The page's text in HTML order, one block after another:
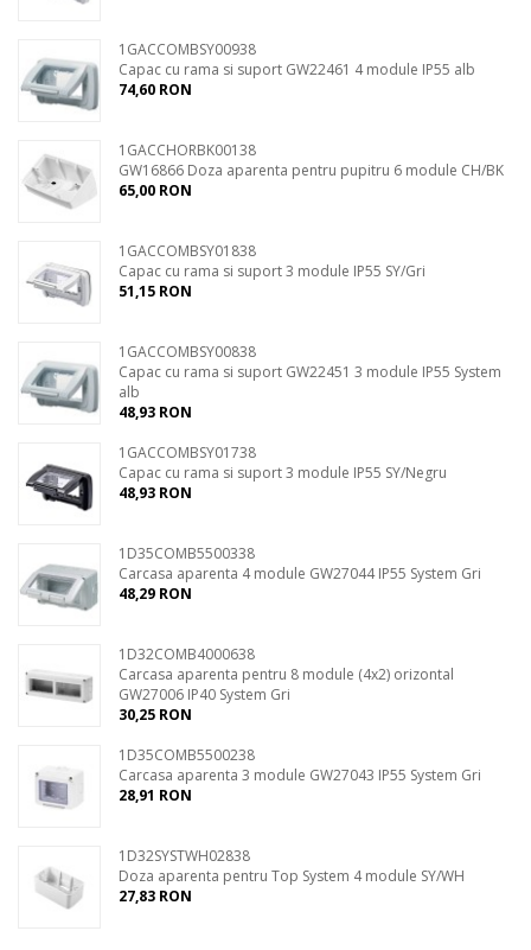
1GACCOMBSY00938
Capac cu rama si suport GW22461 4 module IP55 alb
74,60 RON
1GACCHORBK00138
GW16866 Doza aparenta pentru pupitru 6 module CH/BK
65,00 RON
1GACCOMBSY01838
Capac cu rama si suport 3 module IP55 SY/Gri
51,15 RON
1GACCOMBSY00838
Capac cu rama si suport GW22451 3 module IP55 System
alb
48,93 RON
1GACCOMBSY01738
Capac cu rama si suport 3 module IP55 SY/Negru
48,93 RON
1D35COMB5500338
Carcasa aparenta 4 module GW27044 IP55 System Gri
48,29 RON
1D32COMB4000638
Carcasa aparenta pentru 8 module (4x2) orizontal
GW27006 IP40 System Gri
30,25 RON
1D35COMB5500238
Carcasa aparenta 3 module GW27043 IP55 System Gri
28,91 RON
1D32SYSTWH02838
Doza aparenta pentru Top System 4 module SY/WH
27,83 RON